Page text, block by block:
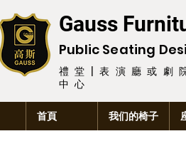
Gauss
Public Seating
禮堂|表演廳或
中心
首頁 我们的椅子